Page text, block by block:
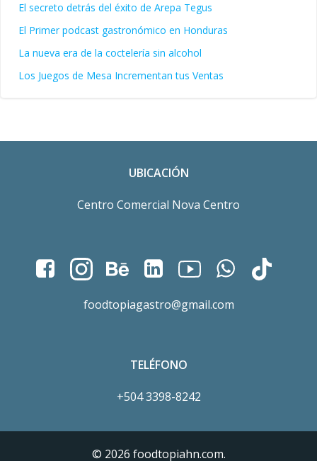
El secreto detrás del éxito de Arepa Tegus
El Primer podcast gastronómico en Honduras
La nueva era de la coctelería sin alcohol
Los Juegos de Mesa Incrementan tus Ventas
UBICACIÓN
Centro Comercial Nova Centro
foodtopiagastro@gmail.com
TELÉFONO
+504 3398-8242
© 2026 foodtopiahn.com.